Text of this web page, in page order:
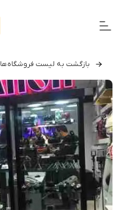
بازگشت به لیست فروشگاه‌ها